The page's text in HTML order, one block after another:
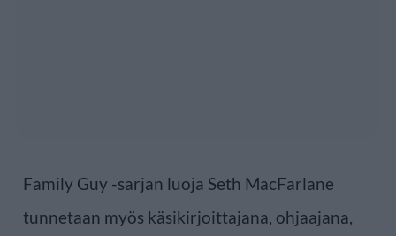
Family Guy -sarjan luoja Seth MacFarlane
tunnetaan myös käsikirjoittajana, ohjaajana,